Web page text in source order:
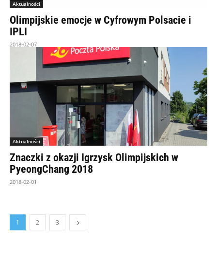
Aktualności
Olimpijskie emocje w Cyfrowym Polsacie i
IPLI
2018-02-07
Aktualności
Znaczki z okazji Igrzysk Olimpijskich w
PyeongChang 2018
2018-02-01
1 2 3